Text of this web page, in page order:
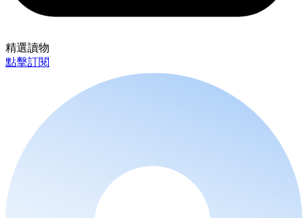
精選讀物
點擊訂閱